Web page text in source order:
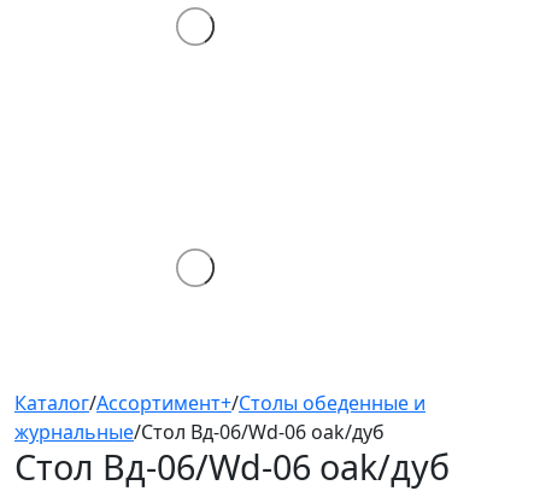
Каталог/Ассортимент+/Столы обеденные и
журнальные/Стол Вд-06/Wd-06 oak/дуб
Стол Вд-06/Wd-06 oak/дуб